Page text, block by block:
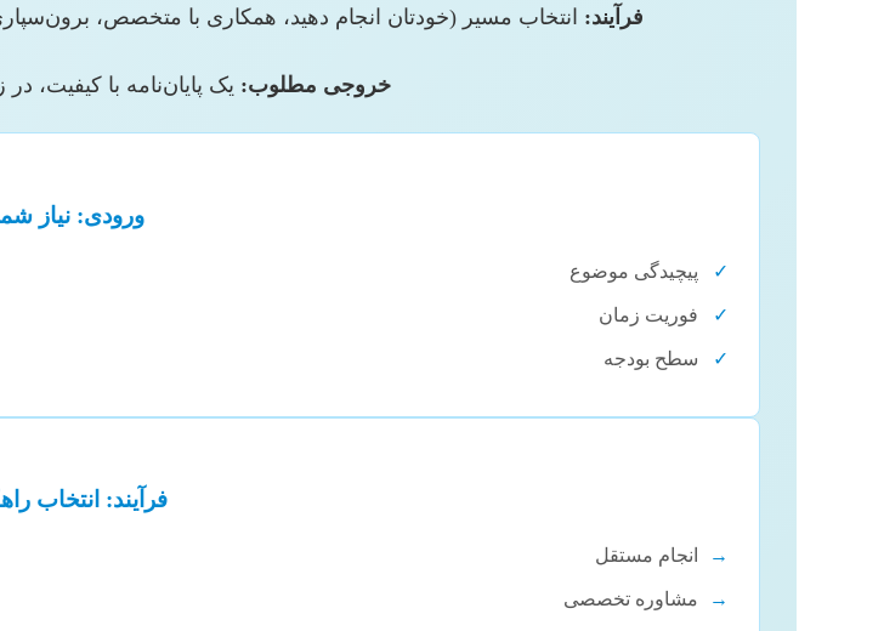
فرآیند: انتخاب مسیر (خودتان انجام دهید، همکاری با متخصص،
خروجی مطلوب: یک پایان‌نامه با کیفیت،
ورودی: نیاز
✓ پیچیدگی موضوع
✓ فوریت زمان
✓ سطح بودجه
فرآیند: انتخاب
→ انجام مستقل
→ مشاوره تخصصی